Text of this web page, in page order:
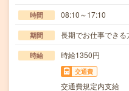
時間 08:10～17:10
期間 長期でお仕事できる
時給 時給1350円
交通費
交通費規定内支給